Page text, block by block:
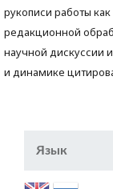
рукописи работы
редакционной
научной дискуссии
и динамике
Язык